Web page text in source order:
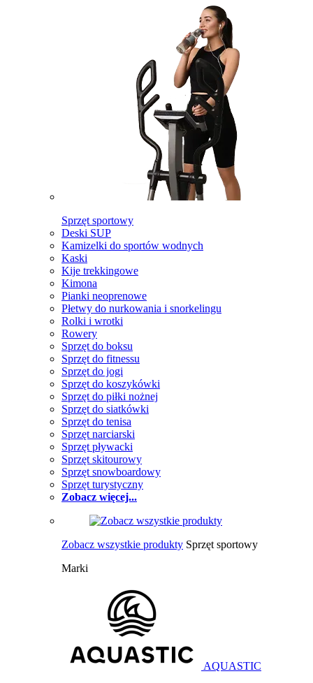
Sprzęt sportowy
Deski SUP
Kamizelki do sportów wodnych
Kaski
Kije trekkingowe
Kimona
Pianki neoprenowe
Płetwy do nurkowania i snorkelingu
Rolki i wrotki
Rowery
Sprzęt do boksu
Sprzęt do fitnessu
Sprzęt do jogi
Sprzęt do koszykówki
Sprzęt do piłki nożnej
Sprzęt do siatkówki
Sprzęt do tenisa
Sprzęt narciarski
Sprzęt pływacki
Sprzęt skitourowy
Sprzęt snowboardowy
Sprzęt turystyczny
Zobacz więcej...
Zobacz wszystkie produkty Sprzęt sportowy
Marki
AQUASTIC